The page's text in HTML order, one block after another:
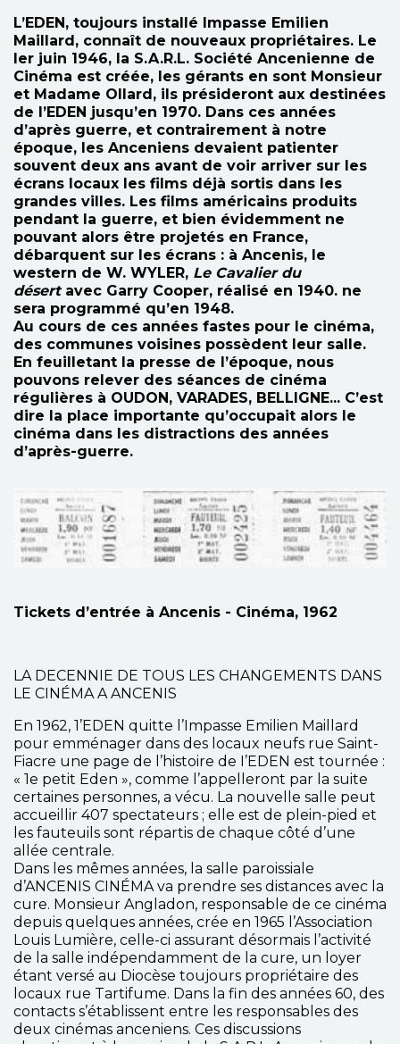
L’EDEN, toujours installé Impasse Emilien
Maillard, connaît de nouveaux propriétaires. Le
ler juin 1946, la S.A.R.L. Société Ancenienne de
Cinéma est créée, les gérants en sont Monsieur
et Madame OlIard, ils présideront aux destinées
de I’EDEN jusqu’en 1970. Dans ces années
d’après guerre, et contrairement à notre
époque, les Anceniens devaient patienter
souvent deux ans avant de voir arriver sur les
écrans locaux les films déjà sortis dans les
grandes villes. Les films américains produits
pendant la guerre, et bien évidemment ne
pouvant alors être projetés en France,
débarquent sur les écrans : à Ancenis, le
western de W. WYLER, Le Cavalier du
désertavec Garry Cooper, réalisé en 1940. ne
sera programmé qu’en 1948.
Au cours de ces années fastes pour le cinéma,
des communes voisines possèdent leur salle.
En feuilletant la presse de l’époque, nous
pouvons relever des séances de cinéma
régulières à OUDON, VARADES, BELLIGNE... C’est
dire la place importante qu’occupait alors le
cinéma dans les distractions des années
d’après-guerre.
Tickets d’entrée à Ancenis - Cinéma, 1962
LA DECENNIE DE TOUS LES CHANGEMENTS DANS
LE CINÉMA A ANCENIS
En 1962, 1’EDEN quitte l’Impasse Emilien Maillard
pour emménager dans des locaux neufs rue Saint-
Fiacre une page de l’histoire de I’EDEN est tournée :
« 1e petit Eden », comme l’appelleront par la suite
certaines personnes, a vécu. La nouvelle salle peut
accueillir 407 spectateurs ; elle est de plein-pied et
les fauteuils sont répartis de chaque côté d’une
allée centrale.
Dans les mêmes années, la salle paroissiale
d’ANCENIS CINÉMA va prendre ses distances avec la
cure. Monsieur Angladon, responsable de ce cinéma
depuis quelques années, crée en 1965 l’Association
Louis Lumière, celle-ci assurant désormais l’activité
de la salle indépendamment de la cure, un loyer
étant versé au Diocèse toujours propriétaire des
locaux rue Tartifume. Dans la fin des années 60, des
contacts s’établissent entre les responsables des
deux cinémas anceniens. Ces discussions